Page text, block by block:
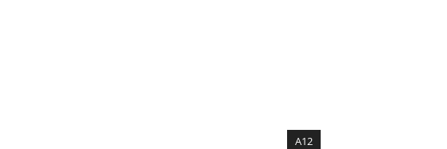
A12